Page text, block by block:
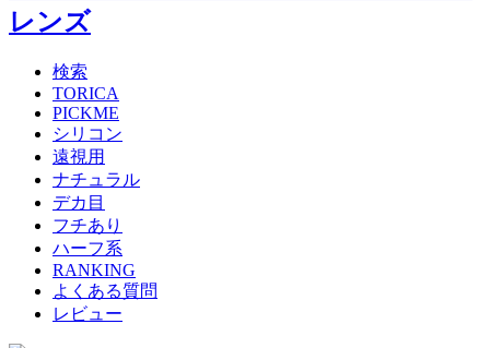
検索
TORICA
PICKME
シリコン
遠視用
ナチュラル
デカ目
フチあり
ハーフ系
RANKING
よくある質問
レビュー